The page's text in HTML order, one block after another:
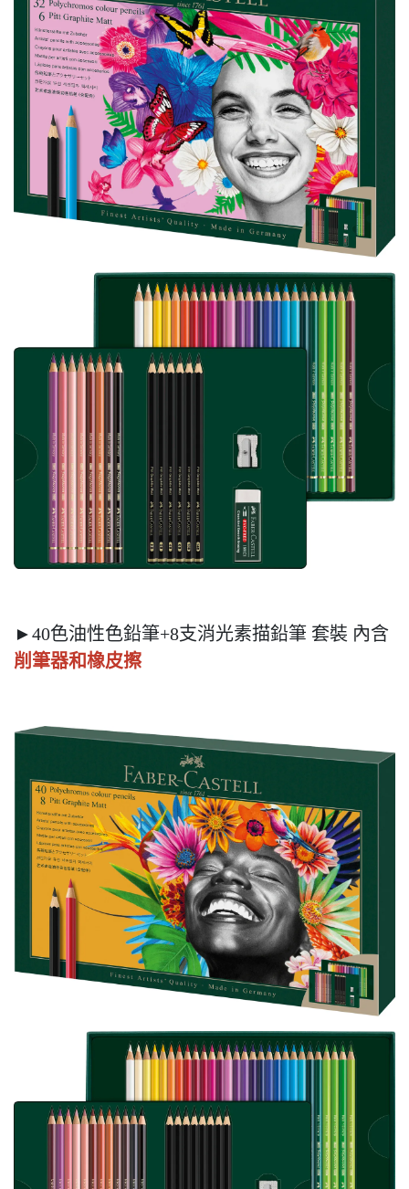
►40色油性色鉛筆+8支消光素描鉛筆 套裝 內含
削筆器和橡皮擦